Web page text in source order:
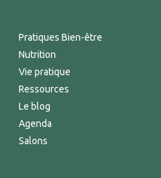
Pratiques Bien-être
Nutrition
Vie pratique
Ressources
Le blog
Agenda
Salons